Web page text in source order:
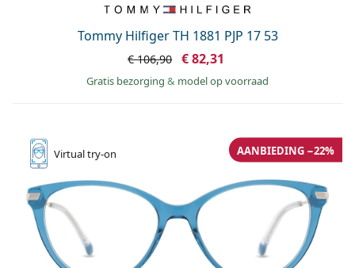
Tommy Hilfiger TH 1881 PJP 17 53
€ 106,90 € 82,31
Gratis bezorging & model op voorraad
Virtualtry-on AANBIEDING −22%